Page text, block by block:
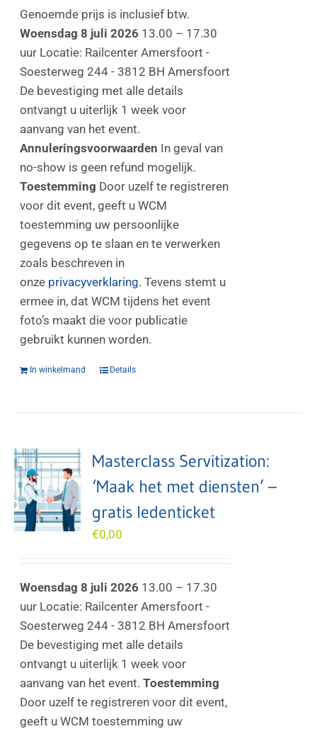
Genoemde prijs is inclusief btw.
Woensdag 8 juli 2026 13.00 – 17.30
uur Locatie: Railcenter Amersfoort -
Soesterweg 244 - 3812 BH Amersfoort
De bevestiging met alle details
ontvangt u uiterlijk 1 week voor
aanvang van het event.
Annuleringsvoorwaarden In geval van
no-show is geen refund mogelijk.
Toestemming Door uzelf te registreren
voor dit event, geeft u WCM
toestemming uw persoonlijke
gegevens op te slaan en te verwerken
zoals beschreven in
onze privacyverklaring. Tevens stemt u
ermee in, dat WCM tijdens het event
foto’s maakt die voor publicatie
gebruikt kunnen worden.
In winkelmand Details
Masterclass Servitization:
‘Maak het met diensten’ –
gratis ledenticket
€0,00
Woensdag 8 juli 2026 13.00 – 17.30
uur Locatie: Railcenter Amersfoort -
Soesterweg 244 - 3812 BH Amersfoort
De bevestiging met alle details
ontvangt u uiterlijk 1 week voor
aanvang van het event.Toestemming
Door uzelf te registreren voor dit event,
geeft u WCM toestemming uw